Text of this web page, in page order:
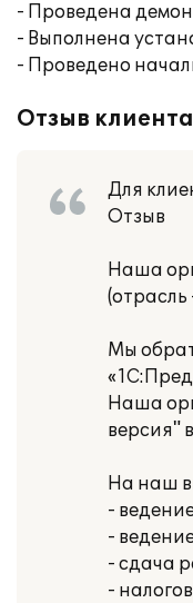
- Проведена
- Выполнена
- Проведено
Отзыв клиента
Для
Отзыв
Наша
(отрасль
Мы
Наша
версия"
На наш
-
-
- сдача
-